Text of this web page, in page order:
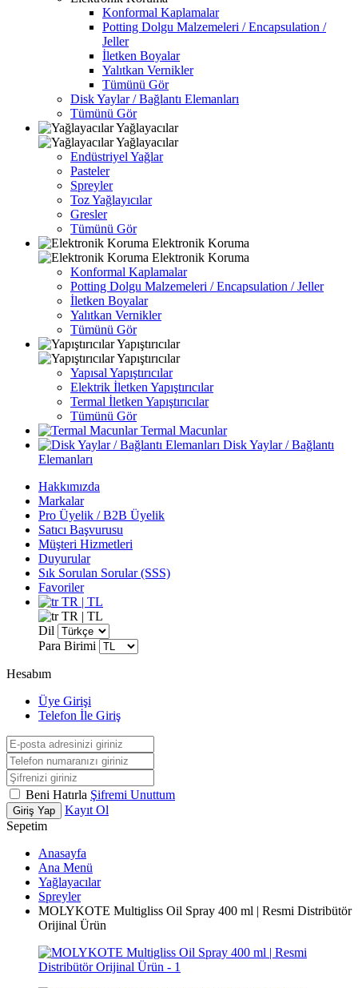
Konformal Kaplamalar
Potting Dolgu Malzemeleri / Encapsulation /
Jeller
İletken Boyalar
Yalıtkan Vernikler
Tümünü Gör
Disk Yaylar / Bağlantı Elemanları
Tümünü Gör
Yağlayacılar
Yağlayacılar
Endüstriyel Yağlar
Pasteler
Spreyler
Toz Yağlayıcılar
Gresler
Tümünü Gör
Elektronik Koruma
Elektronik Koruma
Konformal Kaplamalar
Potting Dolgu Malzemeleri / Encapsulation / Jeller
İletken Boyalar
Yalıtkan Vernikler
Tümünü Gör
Yapıştırıcılar
Yapıştırıcılar
Yapısal Yapıştırıcılar
Elektrik İletken Yapıştırıcılar
Termal İletken Yapıştırıcılar
Tümünü Gör
Termal Macunlar
Disk Yaylar / Bağlantı
Elemanları
Hakkımızda
Markalar
Pro Üyelik / B2B Üyelik
Satıcı Başvurusu
Müşteri Hizmetleri
Duyurular
Sık Sorulan Sorular (SSS)
Favoriler
TR | TL
TR | TL
Dil
Para Birimi
Hesabım
Üye Girişi
Telefon İle Giriş
Beni Hatırla Şifremi Unuttum
Giriş Yap
Kayıt Ol
Sepetim
Anasayfa
Ana Menü
Yağlayacılar
Spreyler
MOLYKOTE Multigliss Oil Spray 400 ml | Resmi Distribütör
Orijinal Ürün